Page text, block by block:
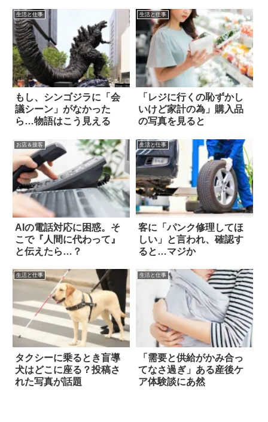
生活と仕事
もし、シンゴジラに「会
議シーン」がなかった
ら…物語はこう見える
生活と仕事
「レジに行くの恥ずかし
いけど家計の為」購入品
の写真を見ると
お店＆接客
AIの電話対応に困惑。そ
こで『人間に代わって』
と伝えたら…？
生活と仕事
客に「パンク修理してほ
しい」と言われ、確認す
ると…マジか
生活と仕事
タクシーに乗るとき盲導
犬はどこに座る？投稿さ
れた写真が話題
生活と仕事
「需要と供給がかみ合っ
てなさ過ぎ」ある産後ケ
ア体験談にあ然